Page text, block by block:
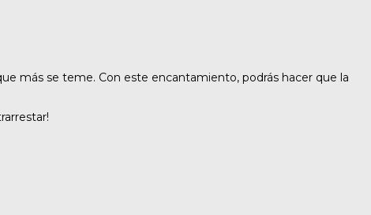
más se teme. Con este encantamiento, podrás hacer que la